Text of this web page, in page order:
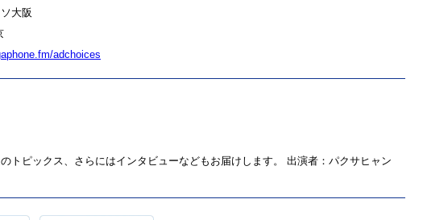
大阪
adchoices
トピックス、さらにはインタビューなどもお届けします。 出演者：パクサヒャン